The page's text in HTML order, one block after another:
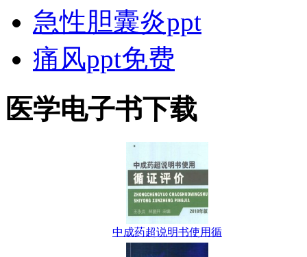
急性胆囊炎ppt
痛风ppt免费
医学电子书下载
中成药超说明书使用循